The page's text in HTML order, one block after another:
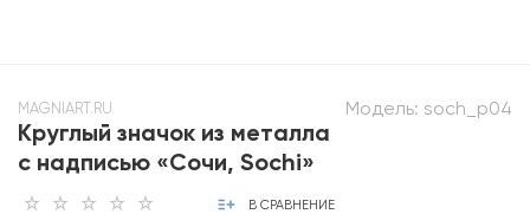
Модель: soch_p04
MAGNIART.RU
Круглый значок из металла
с надписью «Сочи, Sochi»
В СРАВНЕНИЕ